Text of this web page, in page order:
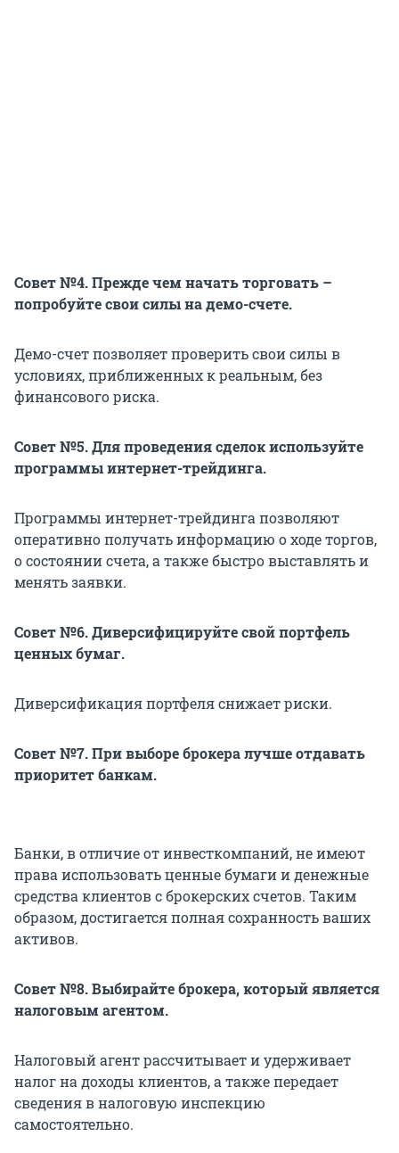
Совет №4. Прежде чем начать торговать –
попробуйте свои силы на демо-счете.
Демо-счет позволяет проверить свои силы в
условиях, приближенных к реальным, без
финансового риска.
Совет №5. Для проведения сделок используйте
программы интернет-трейдинга.
Программы интернет-трейдинга позволяют
оперативно получать информацию о ходе торгов,
о состоянии счета, а также быстро выставлять и
менять заявки.
Совет №6. Диверсифицируйте свой портфель
ценных бумаг.
Диверсификация портфеля снижает риски.
Совет №7. При выборе брокера лучше отдавать
приоритет банкам.
Банки, в отличие от инвесткомпаний, не имеют
права использовать ценные бумаги и денежные
средства клиентов с брокерских счетов. Таким
образом, достигается полная сохранность ваших
активов.
Совет №8. Выбирайте брокера, который является
налоговым агентом.
Налоговый агент рассчитывает и удерживает
налог на доходы клиентов, а также передает
сведения в налоговую инспекцию
самостоятельно.